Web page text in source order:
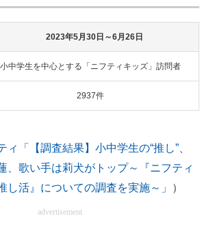
2023年5月30日～6月26日
小中学生を中心とする「ニフティキッズ」訪問者
2937件
ィ「【調査結果】小中学生の“推し”、
、歌い手は莉犬がトップ～『ニフティ
し活』についての調査を実施～」
）
advertisement